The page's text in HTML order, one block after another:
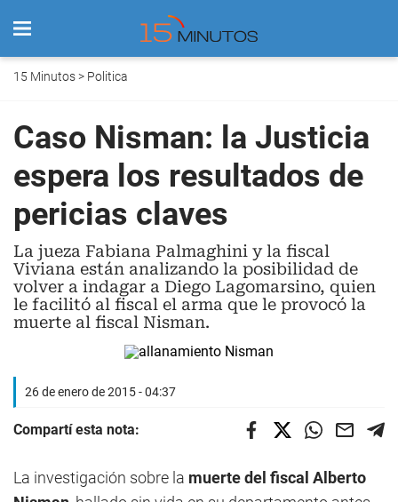
15 Minutos> Politica
Caso Nisman: la Justicia
espera los resultados de
pericias claves
La jueza Fabiana Palmaghini y la fiscal
Viviana están analizando la posibilidad de
volver a indagar a Diego Lagomarsino, quien
le facilitó al fiscal el arma que le provocó la
muerte al fiscal Nisman.
26 de enero de 2015 - 04:37
Compartí esta nota:
La investigación sobre la muerte del fiscal Alberto